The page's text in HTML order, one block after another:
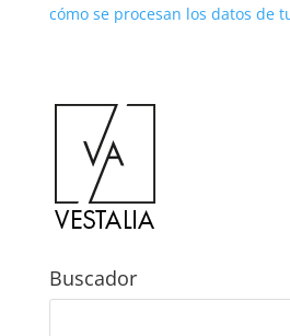
cómo se procesan los datos de
Buscador